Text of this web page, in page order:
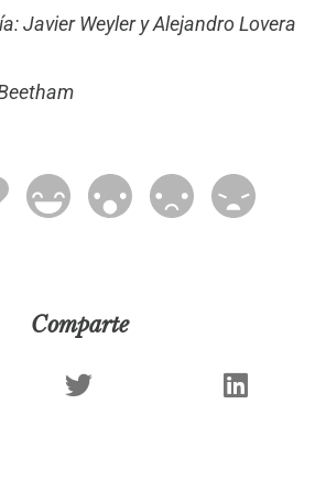
Javier Weyler y Alejandro Lovera
Comparte